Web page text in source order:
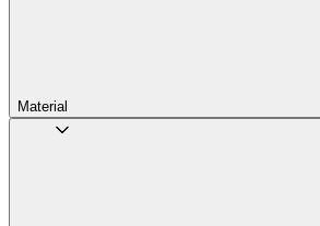
Material